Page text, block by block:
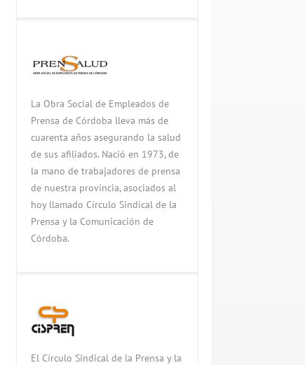
La Obra Social de Empleados de
Prensa de Córdoba lleva más de
cuarenta años asegurando la salud
de sus afiliados. Nació en 1973, de
la mano de trabajadores de prensa
de nuestra provincia, asociados al
hoy llamado Círculo Sindical de la
Prensa y la Comunicación de
Córdoba.
El Círculo Sindical de la Prensa y la